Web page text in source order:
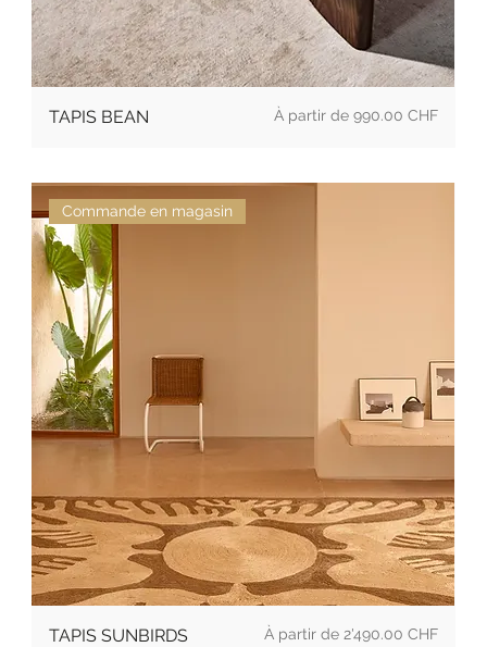
TAPIS BEAN Prix 990.00 CHF
Commande en magasin
TAPIS SUNBIRDS Prix 2'490.00 CHF